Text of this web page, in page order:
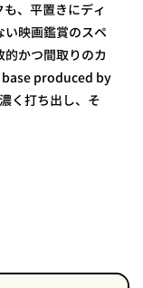
、平置きにディ
い映画鑑賞のスペ
かつ間取りのカ
base produced by
く打ち出し、そ